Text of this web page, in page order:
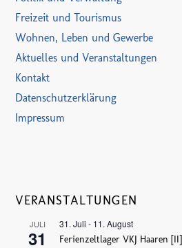
Freizeit und Tourismus
Wohnen, Leben und Gewerbe
Aktuelles und Veranstaltungen
Kontakt
Datenschutzerklärung
Impressum
VERANSTALTUNGEN
JULI
31
31. Juli - 11. August
Ferienzeltlager VKJ Haaren [II]